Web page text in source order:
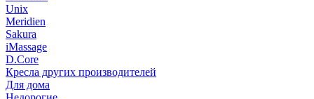
Unix
Meridien
Sakura
iMassage
D.Core
Кресла других производителей
Для дома